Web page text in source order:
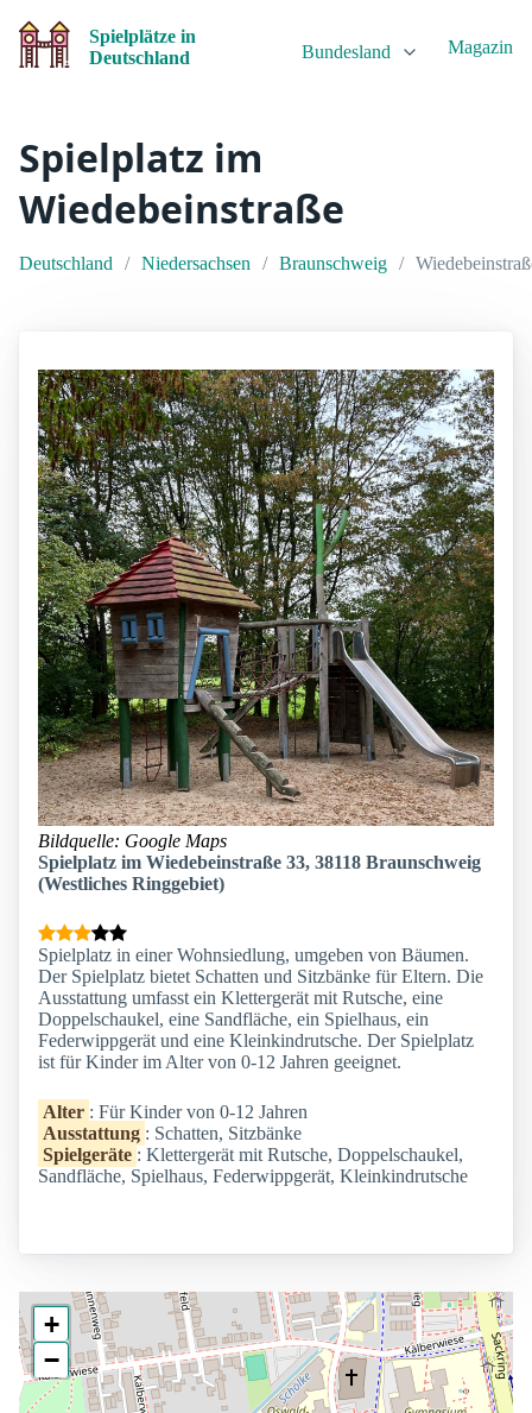
Spielplätze in
Deutschland
Bundesland Magazin
Spielplatz im
Wiedebeinstraße
Deutschland Niedersachsen Braunschweig
Bildquelle: Google Maps
Spielplatz im Wiedebeinstraße 33, 38118 Braunschweig
(Westliches Ringgebiet)
Spielplatz in einer Wohnsiedlung, umgeben von Bäumen.
Der Spielplatz bietet Schatten und Sitzbänke für Eltern. Die
Ausstattung umfasst ein Klettergerät mit Rutsche, eine
Doppelschaukel, eine Sandfläche, ein Spielhaus, ein
Federwippgerät und eine Kleinkindrutsche. Der Spielplatz
ist für Kinder im Alter von 0-12 Jahren geeignet.
Alter : Für Kinder von 0-12 Jahren
Ausstattung : Schatten, Sitzbänke
Spielgeräte : Klettergerät mit Rutsche, Doppelschaukel,
Sandfläche, Spielhaus, Federwippgerät, Kleinkindrutsche
+
−